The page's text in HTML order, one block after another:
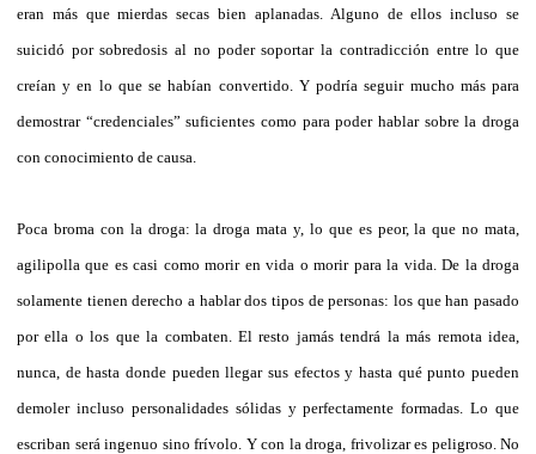
eran más que mierdas secas bien aplanadas. Alguno de ellos incluso se
suicidó por sobredosis al no poder soportar la contradicción entre lo que
creían y en lo que se habían convertido. Y podría seguir mucho más para
demostrar “credenciales” suficientes como para poder hablar sobre la droga
con conocimiento de causa.
Poca broma con la droga: la droga mata y, lo que es peor, la que no mata,
agilipolla que es casi como morir en vida o morir para la vida. De la droga
solamente tienen derecho a hablar dos tipos de personas: los que han pasado
por ella o los que la combaten. El resto jamás tendrá la más remota idea,
nunca, de hasta donde pueden llegar sus efectos y hasta qué punto pueden
demoler incluso personalidades sólidas y perfectamente formadas. Lo que
escriban será ingenuo sino frívolo. Y con la droga, frivolizar es peligroso. No